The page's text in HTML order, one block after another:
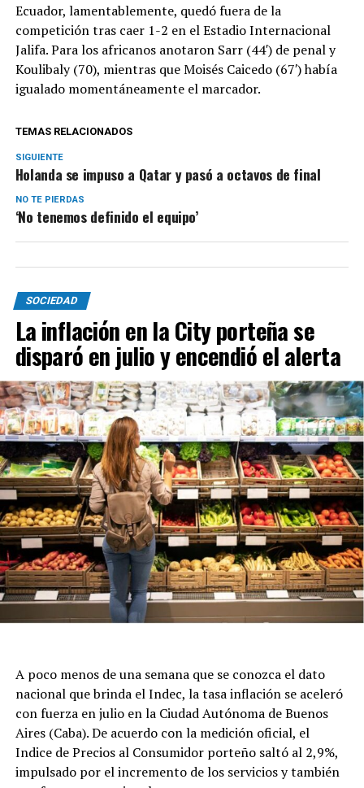
Ecuador, lamentablemente, quedó fuera de la
competición tras caer 1-2 en el Estadio Internacional
Jalifa. Para los africanos anotaron Sarr (44′) de penal y
Koulibaly (70), mientras que Moisés Caicedo (67′) había
igualado momentáneamente el marcador.
TEMAS RELACIONADOS
SIGUIENTE
Holanda se impuso a Qatar y pasó a octavos de final
NO TE PIERDAS
‘No tenemos definido el equipo’
SOCIEDAD
La inflación en la City porteña se
disparó en julio y encendió el alerta
A poco menos de una semana que se conozca el dato
nacional que brinda el Indec, la tasa inflación se aceleró
con fuerza en julio en la Ciudad Autónoma de Buenos
Aires (Caba). De acuerdo con la medición oficial, el
Indice de Precios al Consumidor porteño saltó al 2,9%,
impulsado por el incremento de los servicios y también